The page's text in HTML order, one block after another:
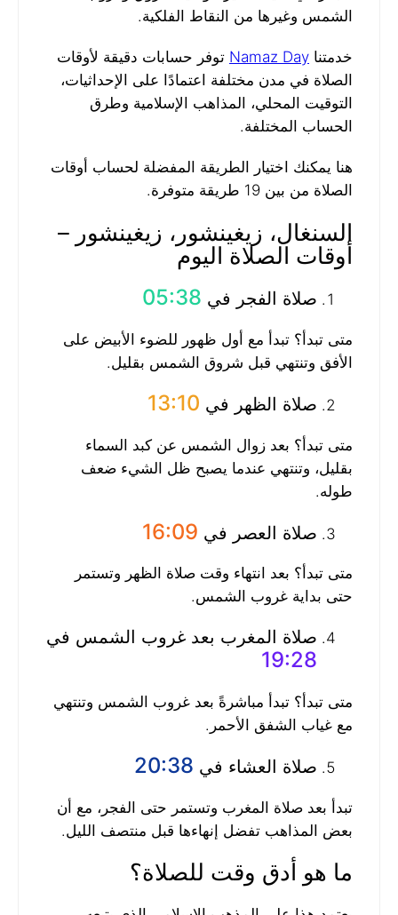
الشمس وغيرها من النقاط الفلكية.
خدمتنا Namaz Day توفر حسابات دقيقة لأوقات
الصلاة في مدن مختلفة اعتمادًا على الإحداثيات،
التوقيت المحلي، المذاهب الإسلامية وطرق
الحساب المختلفة.
هنا يمكنك اختيار الطريقة المفضلة لحساب أوقات
الصلاة من بين 19 طريقة متوفرة.
السنغال، زيغينشور، زيغينشور –
أوقات الصلاة اليوم
صلاة الفجر في 05:38
متى تبدأ؟ تبدأ مع أول ظهور للضوء الأبيض على
الأفق وتنتهي قبل شروق الشمس بقليل.
صلاة الظهر في 13:10
متى تبدأ؟ بعد زوال الشمس عن كبد السماء
بقليل، وتنتهي عندما يصبح ظل الشيء ضعف
طوله.
صلاة العصر في 16:09
متى تبدأ؟ بعد انتهاء وقت صلاة الظهر وتستمر
حتى بداية غروب الشمس.
صلاة المغرب بعد غروب الشمس في
19:28
متى تبدأ؟ تبدأ مباشرةً بعد غروب الشمس وتنتهي
مع غياب الشفق الأحمر.
صلاة العشاء في 20:38
تبدأ بعد صلاة المغرب وتستمر حتى الفجر، مع أن
بعض المذاهب تفضل إنهاءها قبل منتصف الليل.
ما هو أدق وقت للصلاة؟